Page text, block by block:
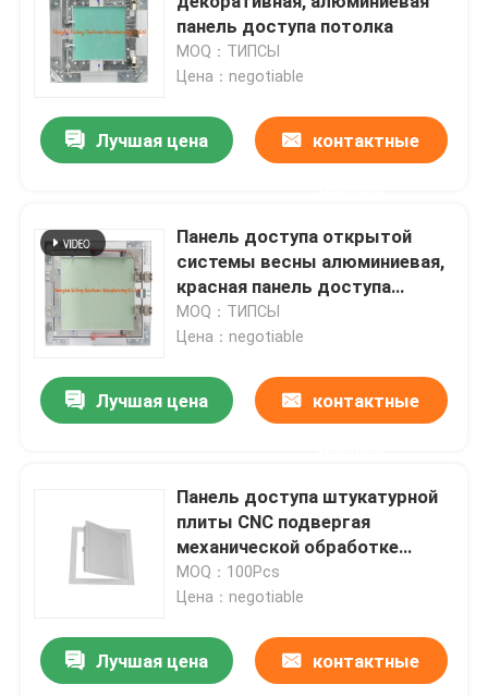
панель доступа потолка
MOQ：ТИПСЫ
Цена：negotiable
Лучшая цена контактные
Панель доступа открытой
системы весны алюминиевая,
красная панель доступа
потолка гипсокартона крюка
MOQ：ТИПСЫ
Цена：negotiable
Лучшая цена контактные
Панель доступа штукатурной
плиты CNC подвергая
механической обработке
алюминиевая с шарниром Pin
MOQ：100Pcs
Цена：negotiable
Лучшая цена контактные